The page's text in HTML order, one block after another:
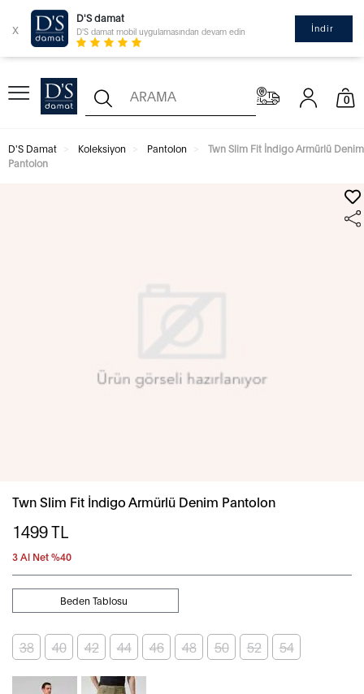
x
D'S damat
D'S damat mobil uygulamasından devam edin İndir
0
D'S Damat Koleksiyon Pantolon
Twn Slim Fit İndigo Armürlü Denim
Pantolon
Twn Slim Fit İndigo Armürlü Denim Pantolon
1499TL
3 Al Net %40
Beden Tablosu
38 40 42 44 46 48 50 52 54